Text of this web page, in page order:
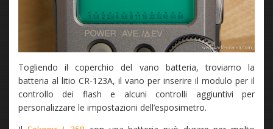
Togliendo il coperchio del vano batteria, troviamo la
batteria al litio CR-123A, il vano per inserire il modulo per il
controllo dei flash e alcuni controlli aggiuntivi per
personalizzare le impostazioni dell’esposimetro.